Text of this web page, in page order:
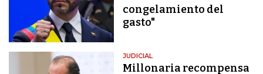
congelamiento del
gasto"
JUDICIAL
Millonaria recompensa